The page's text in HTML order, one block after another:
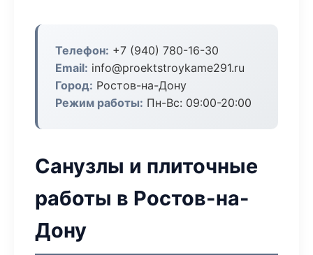
Телефон: +7 (940) 780-16-30
Email: info@proektstroykame291.ru
Город: Ростов-на-Дону
Режим работы: Пн-Вс: 09:00-20:00
Санузлы и плиточные
работы в Ростов-на-
Дону